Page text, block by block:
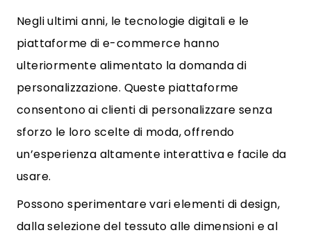
Negli ultimi anni, le tecnologie digitali e le
piattaforme di e-commerce hanno
ulteriormente alimentato la domanda di
personalizzazione. Queste piattaforme
consentono ai clienti di personalizzare senza
sforzo le loro scelte di moda, offrendo
un’esperienza altamente interattiva e facile da
usare.
Possono sperimentare vari elementi di design,
dalla selezione del tessuto alle dimensioni e al